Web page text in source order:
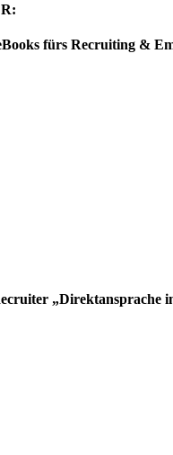
fürs Recruiting &
„Direktansprache